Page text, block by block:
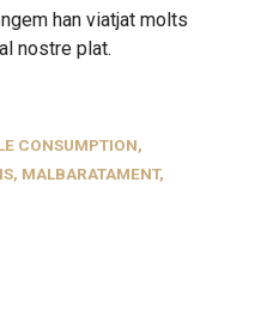
han viatjat molts
nostre plat.
CONSUMPTION,
, MALBARATAMENT,